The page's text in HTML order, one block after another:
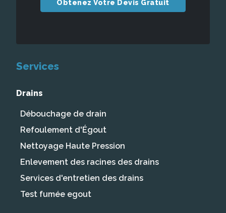
Obtenez Votre Devis Gratuit
Services
Drains
Débouchage de drain
Refoulement d'Égout
Nettoyage Haute Pression
Enlevement des racines des drains
Services d'entretien des drains
Test fumée egout